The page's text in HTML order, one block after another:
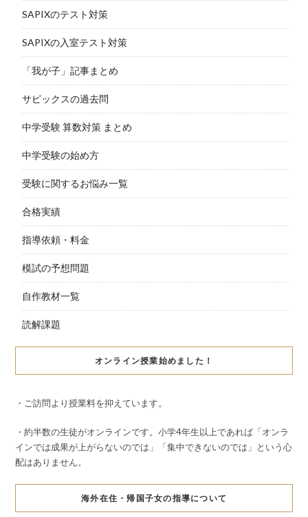
SAPIXのテスト対策
SAPIXの入室テスト対策
「我が子」記事まとめ
サピックスの過去問
中学受験 算数対策 まとめ
中学受験の始め方
受験に関するお悩み一覧
合格実績
指導依頼・料金
模試の予想問題
自作教材一覧
読解課題
オンライン授業始めました！
・ご訪問より授業料を抑えています。
・約半数の生徒がオンラインです。小学4年生以上であれば「オンラ
インでは成果が上がらないのでは」「集中できないのでは」という心
配はありません。
海外在住・帰国子女の指導について